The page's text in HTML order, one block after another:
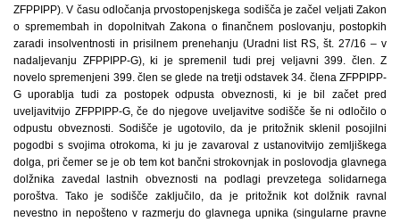
ZFPPIPP). V času odločanja prvostopenjskega sodišča je začel veljati Zakon
o spremembah in dopolnitvah Zakona o finančnem poslovanju, postopkih
zaradi insolventnosti in prisilnem prenehanju (Uradni list RS, št. 27/16 – v
nadaljevanju ZFPPIPP-G), ki je spremenil tudi prej veljavni 399. člen. Z
novelo spremenjeni 399. člen se glede na tretji odstavek 34. člena ZFPPIPP-
G uporablja tudi za postopek odpusta obveznosti, ki je bil začet pred
uveljavitvijo ZFPPIPP-G, če do njegove uveljavitve sodišče še ni odločilo o
odpustu obveznosti. Sodišče je ugotovilo, da je pritožnik sklenil posojilni
pogodbi s svojima otrokoma, ki ju je zavaroval z ustanovitvijo zemljiškega
dolga, pri čemer se je ob tem kot bančni strokovnjak in poslovodja glavnega
dolžnika zavedal lastnih obveznosti na podlagi prevzetega solidarnega
poroštva. Tako je sodišče zaključilo, da je pritožnik kot dolžnik ravnal
nevestno in nepošteno v razmerju do glavnega upnika (singularne pravne